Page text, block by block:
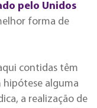
pelo Unidos
forma de
contidas têm
hipótese alguma
a realização de